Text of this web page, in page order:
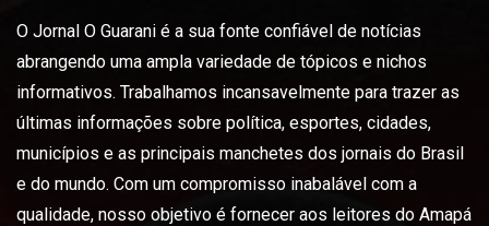
O Jornal O Guarani é a sua fonte confiável de notícias
abrangendo uma ampla variedade de tópicos e nichos
informativos. Trabalhamos incansavelmente para trazer as
últimas informações sobre política, esportes, cidades,
municípios e as principais manchetes dos jornais do Brasil
e do mundo. Com um compromisso inabalável com a
qualidade, nosso objetivo é fornecer aos leitores do Amapá